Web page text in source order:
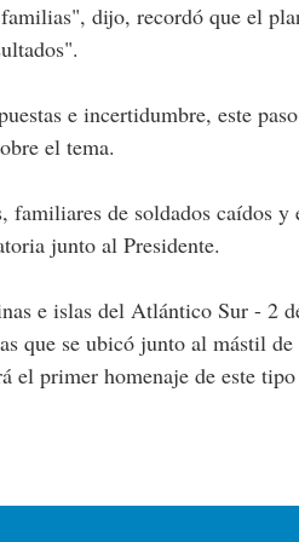
dijo, recordó que el
e incertidumbre, este paso
el tema.
de soldados caídos y
junto al Presidente.
e islas del Atlántico Sur - 2
que se ubicó junto al mástil de
el primer homenaje de este tipo